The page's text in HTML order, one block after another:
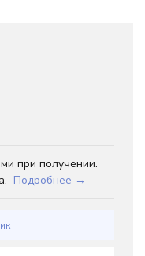
при получении.
Подробнее →